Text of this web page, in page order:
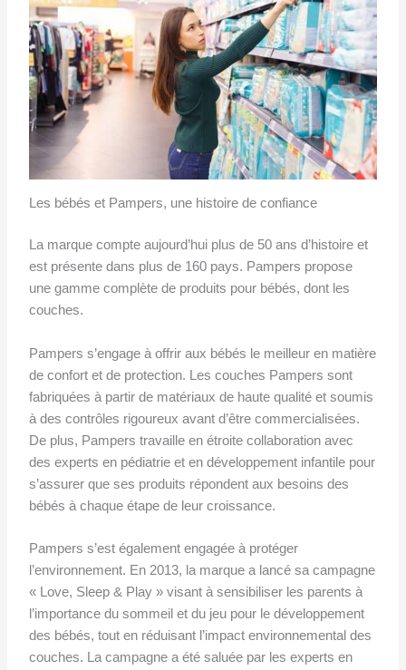
Les bébés et Pampers, une histoire de confiance
La marque compte aujourd’hui plus de 50 ans d’histoire et
est présente dans plus de 160 pays. Pampers propose
une gamme complète de produits pour bébés, dont les
couches.
Pampers s’engage à offrir aux bébés le meilleur en matière
de confort et de protection. Les couches Pampers sont
fabriquées à partir de matériaux de haute qualité et soumis
à des contrôles rigoureux avant d’être commercialisées.
De plus, Pampers travaille en étroite collaboration avec
des experts en pédiatrie et en développement infantile pour
s’assurer que ses produits répondent aux besoins des
bébés à chaque étape de leur croissance.
Pampers s’est également engagée à protéger
l’environnement. En 2013, la marque a lancé sa campagne
« Love, Sleep & Play » visant à sensibiliser les parents à
l’importance du sommeil et du jeu pour le développement
des bébés, tout en réduisant l’impact environnemental des
couches. La campagne a été saluée par les experts en